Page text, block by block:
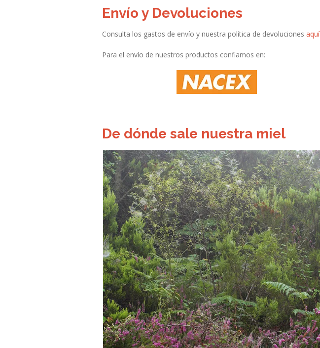
Envío y Devoluciones
Consulta los gastos de envío y nuestra política de devoluciones aquí
Para el envío de nuestros productos confiamos en:
De dónde sale nuestra miel